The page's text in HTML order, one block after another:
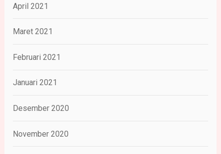
April 2021
Maret 2021
Februari 2021
Januari 2021
Desember 2020
November 2020